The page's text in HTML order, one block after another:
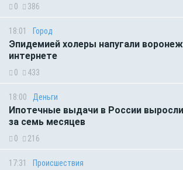
0 386
18:01 Город
Эпидемией холеры напугали
интернете
0 433
18:00 Деньги
Ипотечные выдачи в России выросли
за семь месяцев
0 216
17:31 Происшествия